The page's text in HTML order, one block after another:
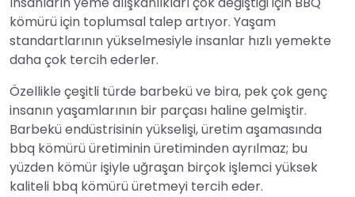
kömürü için toplumsal talep artıyor. Yaşam
standartlarının yükselmesiyle insanlar hızlı yemekte
daha çok tercih ederler.
Özellikle çeşitli türde barbekü ve bira, pek çok genç
insanın yaşamlarının bir parçası haline gelmiştir.
Barbekü endüstrisinin yükselişi, üretim aşamasında
bbq kömürü üretiminin üretiminden ayrılmaz; bu
yüzden kömür işiyle uğraşan birçok işlemci yüksek
kaliteli bbq kömürü üretmeyi tercih eder.